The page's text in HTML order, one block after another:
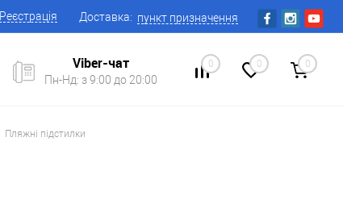
Реєстрація Доставка: пункт призначення
Viber-чат
Пн-Нд: з 9:00 до 20:00
0 0 0
Пляжні підстилки